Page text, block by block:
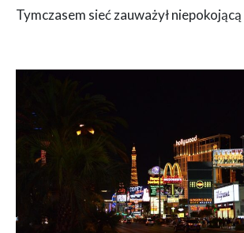
Tymczasem sieć zauważył